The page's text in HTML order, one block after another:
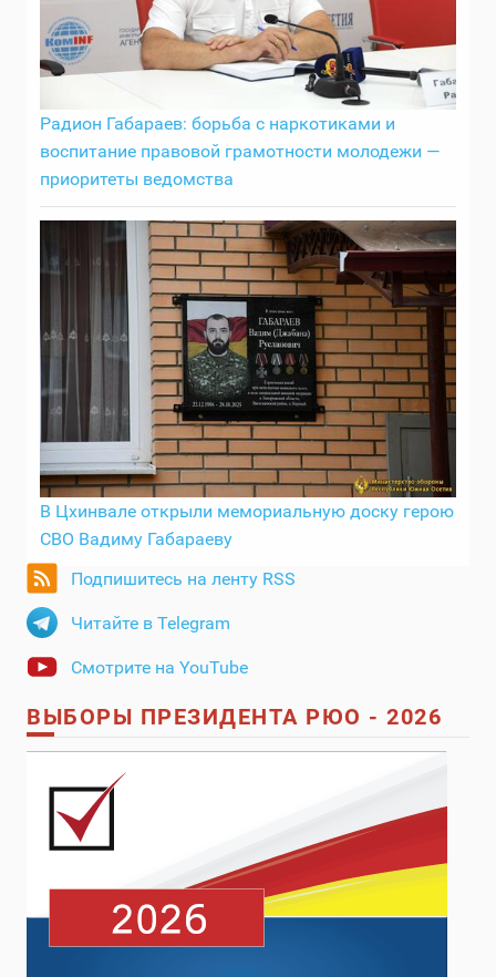
Радион Габараев: борьба с наркотиками и
воспитание правовой грамотности молодежи —
приоритеты ведомства
В Цхинвале открыли мемориальную доску герою
СВО Вадиму Габараеву
Подпишитесь на ленту RSS
Читайте в Telegram
Смотрите на YouTube
ВЫБОРЫ ПРЕЗИДЕНТА РЮО - 2026